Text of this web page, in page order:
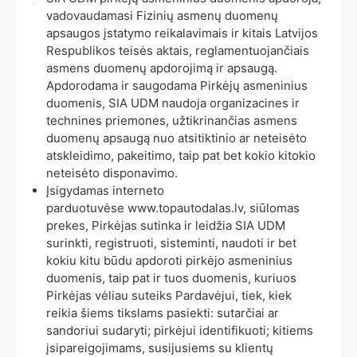
vadovaudamasi Fizinių asmenų duomenų
apsaugos įstatymo reikalavimais ir kitais Latvijos
Respublikos teisės aktais, reglamentuojančiais
asmens duomenų apdorojimą ir apsaugą.
Apdorodama ir saugodama Pirkėjų asmeninius
duomenis, SIA UDM naudoja organizacines ir
technines priemones, užtikrinančias asmens
duomenų apsaugą nuo atsitiktinio ar neteisėto
atskleidimo, pakeitimo, taip pat bet kokio kitokio
neteisėto disponavimo.
Įsigydamas interneto
parduotuvėse www.topautodalas.lv, siūlomas
prekes, Pirkėjas sutinka ir leidžia SIA UDM
surinkti, registruoti, sisteminti, naudoti ir bet
kokiu kitu būdu apdoroti pirkėjo asmeninius
duomenis, taip pat ir tuos duomenis, kuriuos
Pirkėjas vėliau suteiks Pardavėjui, tiek, kiek
reikia šiems tikslams pasiekti: sutarčiai ar
sandoriui sudaryti; pirkėjui identifikuoti; kitiems
įsipareigojimams, susijusiems su klientų